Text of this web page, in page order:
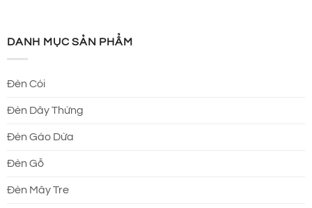
DANH MỤC SẢN PHẨM
Đèn Cói
Đèn Dây Thừng
Đèn Gáo Dừa
Đèn Gỗ
Đèn Mây Tre